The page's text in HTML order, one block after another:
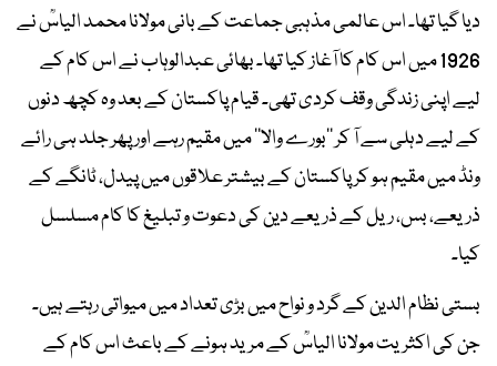
دیا گیا تھا۔ اس عالمی مذہبی جماعت کے بانی مولانا محمد الیاسؒ نے
1926 میں اس کام کا آغاز کیا تھا۔ بھائی عبدالوہاب نے اس کام کے
لیے اپنی زندگی وقف کردی تھی۔ قیام پاکستان کے بعد وہ کچھ دنوں
کے لیے دہلی سے آ کر ’’بورے والا‘‘ میں مقیم رہے اور پھر جلد ہی رائے
ونڈ میں مقیم ہو کر پاکستان کے بیشتر علاقوں میں پیدل، ٹانگے کے
ذریعے، بس، ریل کے ذریعے دین کی دعوت و تبلیغ کا کام مسلسل
کیا۔
بستی نظام الدین کے گرد و نواح میں بڑی تعداد میں میواتی رہتے ہیں۔
جن کی اکثریت مولانا الیاسؒ کے مرید ہونے کے باعث اس کام کے